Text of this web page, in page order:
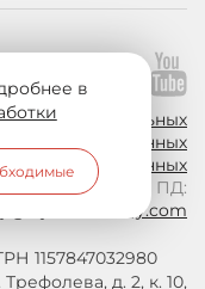
1157847032980
д. 2, к. 10,
персональных
данных
данных
обработки ПД:
battery.com
в